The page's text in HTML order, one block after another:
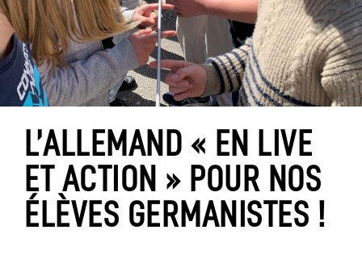
L’ALLEMAND « EN LIVE
ET ACTION » POUR NOS
ÉLÈVES GERMANISTES !